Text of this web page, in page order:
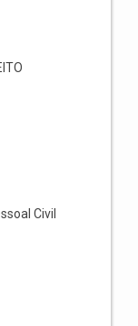
Civil